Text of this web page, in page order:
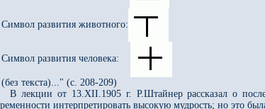
Символ развития животного:
Символ развития человека:
текста)..." (с. 208-209)
от 13.XII.1905 г. Р.Штайнер рассказал о
интерпретировать высокую мудрость; но это